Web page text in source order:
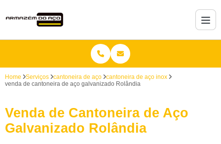
Home Serviços cantoneira de aço
cantoneira de aço inox
venda de cantoneira de aço galvanizado Rolândia
Venda de Cantoneira de Aço
Galvanizado Rolândia